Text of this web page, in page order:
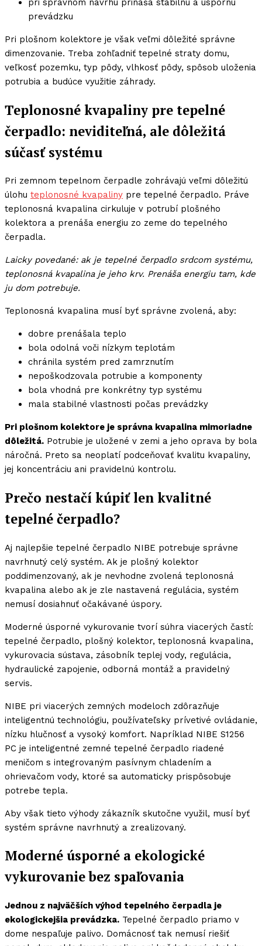
pri správnom návrhu prináša stabilnú a úspornú
prevádzku
Pri plošnom kolektore je však veľmi dôležité správne
dimenzovanie. Treba zohľadniť tepelné straty domu,
veľkosť pozemku, typ pôdy, vlhkosť pôdy, spôsob uloženia
potrubia a budúce využitie záhrady.
Teplonosné kvapaliny pre tepelné
čerpadlo: neviditeľná, ale dôležitá
súčasť systému
Pri zemnom tepelnom čerpadle zohrávajú veľmi dôležitú
úlohu teplonosné kvapaliny pre tepelné čerpadlo. Práve
teplonosná kvapalina cirkuluje v potrubí plošného
kolektora a prenáša energiu zo zeme do tepelného
čerpadla.
Laicky povedané: ak je tepelné čerpadlo srdcom systému,
teplonosná kvapalina je jeho krv. Prenáša energiu tam, kde
ju dom potrebuje.
Teplonosná kvapalina musí byť správne zvolená, aby:
dobre prenášala teplo
bola odolná voči nízkym teplotám
chránila systém pred zamrznutím
nepoškodzovala potrubie a komponenty
bola vhodná pre konkrétny typ systému
mala stabilné vlastnosti počas prevádzky
Pri plošnom kolektore je správna kvapalina mimoriadne
dôležitá. Potrubie je uložené v zemi a jeho oprava by bola
náročná. Preto sa neoplatí podceňovať kvalitu kvapaliny,
jej koncentráciu ani pravidelnú kontrolu.
Prečo nestačí kúpiť len kvalitné
tepelné čerpadlo?
Aj najlepšie tepelné čerpadlo NIBE potrebuje správne
navrhnutý celý systém. Ak je plošný kolektor
poddimenzovaný, ak je nevhodne zvolená teplonosná
kvapalina alebo ak je zle nastavená regulácia, systém
nemusí dosiahnuť očakávané úspory.
Moderné úsporné vykurovanie tvorí súhra viacerých častí:
tepelné čerpadlo, plošný kolektor, teplonosná kvapalina,
vykurovacia sústava, zásobník teplej vody, regulácia,
hydraulické zapojenie, odborná montáž a pravidelný
servis.
NIBE pri viacerých zemných modeloch zdôrazňuje
inteligentnú technológiu, používateľsky prívetivé ovládanie,
nízku hlučnosť a vysoký komfort. Napríklad NIBE S1256
PC je inteligentné zemné tepelné čerpadlo riadené
meničom s integrovaným pasívnym chladením a
ohrievačom vody, ktoré sa automaticky prispôsobuje
potrebe tepla.
Aby však tieto výhody zákazník skutočne využil, musí byť
systém správne navrhnutý a zrealizovaný.
Moderné úsporné a ekologické
vykurovanie bez spaľovania
Jednou z najväčších výhod tepelného čerpadla je
ekologickejšia prevádzka. Tepelné čerpadlo priamo v
dome nespaľuje palivo. Domácnosť tak nemusí riešiť